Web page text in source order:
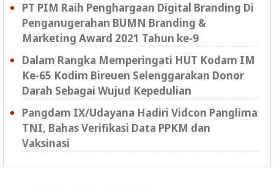
PT PIM Raih Penghargaan Digital Branding Di
Penganugerahan BUMN Branding &
Marketing Award 2021 Tahun ke-9
Dalam Rangka Memperingati HUT Kodam IM
Ke-65 Kodim Bireuen Selenggarakan Donor
Darah Sebagai Wujud Kepedulian
Pangdam IX/Udayana Hadiri Vidcon Panglima
TNI, Bahas Verifikasi Data PPKM dan
Vaksinasi